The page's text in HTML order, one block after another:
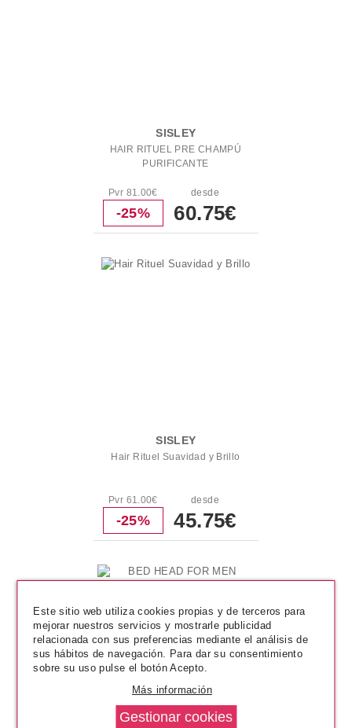
SISLEY
HAIR RITUEL PRE CHAMPÚ
PURIFICANTE
Pvr 81.00€
-25%
desde
60.75€
SISLEY
Hair Rituel Suavidad y Brillo
Pvr 61.00€
-25%
desde
45.75€
Este sitio web utiliza cookies propias y de terceros para
mejorar nuestros servicios y mostrarle publicidad
relacionada con sus preferencias mediante el análisis de
sus hábitos de navegación. Para dar su consentimiento
sobre su uso pulse el botón Acepto.
Más información